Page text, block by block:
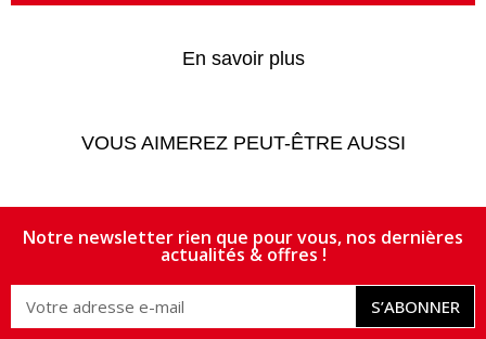
En savoir plus
VOUS AIMEREZ PEUT-ÊTRE AUSSI
Notre newsletter rien que pour vous, nos dernières
actualités & offres !
S’ABONNER